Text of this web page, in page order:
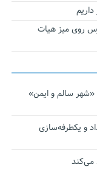
روی میز هیات
سالم و ایمن»
و یکطرفه‌سازی
می‌کند